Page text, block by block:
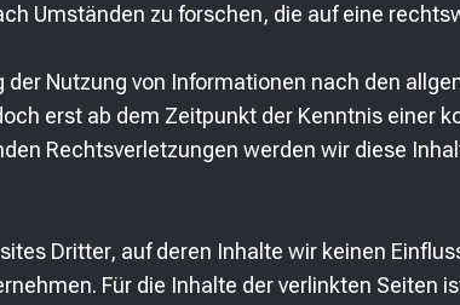
Umständen zu forschen, die auf eine
Nutzung von Informationen nach den
erst ab dem Zeitpunkt der Kenntnis einer
Rechtsverletzungen werden wir diese
Dritter, auf deren Inhalte wir keinen
Für die Inhalte der verlinkten Seiten